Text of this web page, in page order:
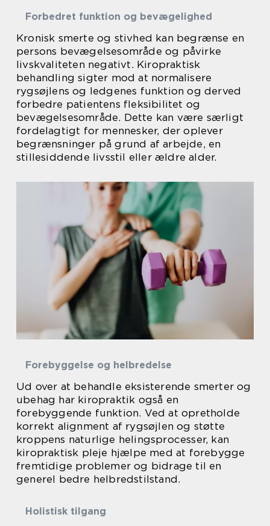
Forbedret funktion og bevægelighed
Kronisk smerte og stivhed kan begrænse en
persons bevægelsesområde og påvirke
livskvaliteten negativt. Kiropraktisk
behandling sigter mod at normalisere
rygsøjlens og ledgenes funktion og derved
forbedre patientens fleksibilitet og
bevægelsesområde. Dette kan være særligt
fordelagtigt for mennesker, der oplever
begrænsninger på grund af arbejde, en
stillesiddende livsstil eller ældre alder.
Forebyggelse og helbredelse
Ud over at behandle eksisterende smerter og
ubehag har kiropraktik også en
forebyggende funktion. Ved at opretholde
korrekt alignment af rygsøjlen og støtte
kroppens naturlige helingsprocesser, kan
kiropraktisk pleje hjælpe med at forebygge
fremtidige problemer og bidrage til en
generel bedre helbredstilstand.
Holistisk tilgang